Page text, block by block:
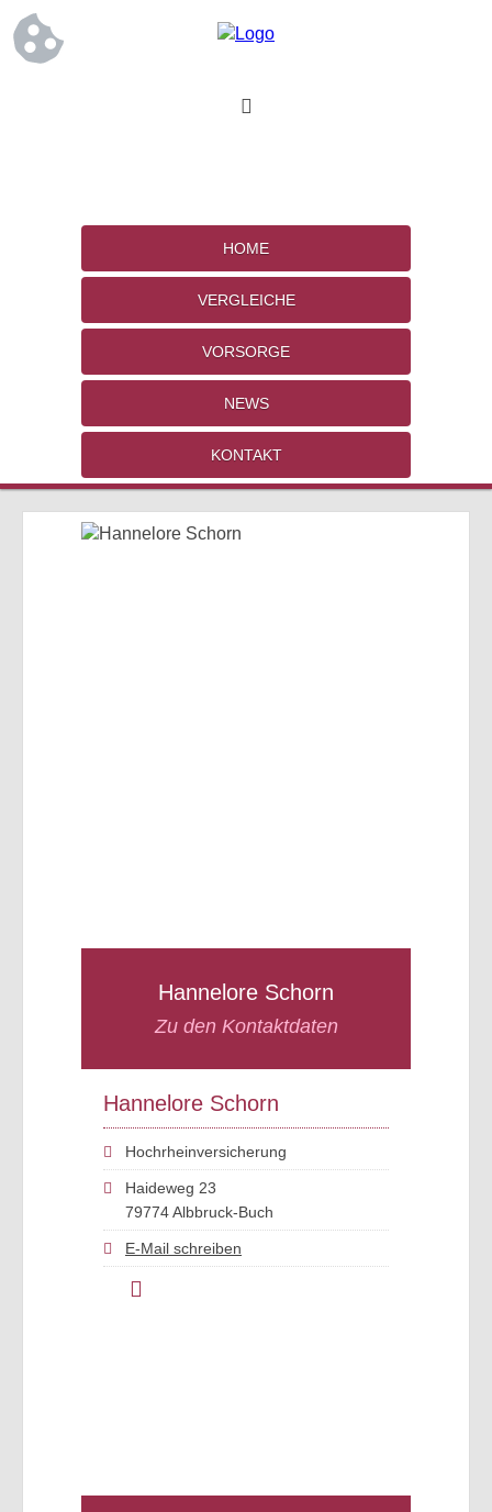
HOME
VERGLEICHE
VORSORGE
NEWS
KONTAKT
Hannelore Schorn
Zu den Kontaktdaten
Hannelore Schorn
Hochrheinversicherung
Haideweg 23
79774 Albbruck-Buch
E-Mail schreiben